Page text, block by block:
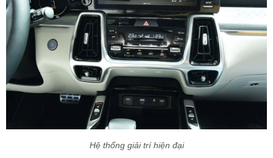
Hệ thống giải trí hiện đại